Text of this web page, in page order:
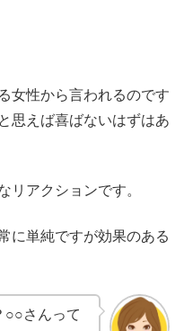
女性から言われるのです
思えば喜ばないはずはあ
リアクションです。
に単純ですが効果のある
○○さんって